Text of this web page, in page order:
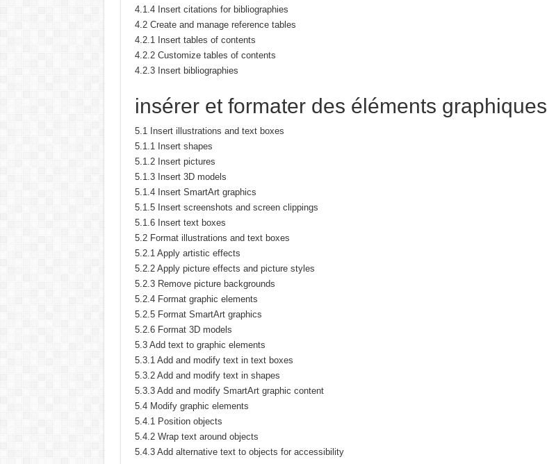
4.1.4 Insert citations for bibliographies
4.2 Create and manage reference tables
4.2.1 Insert tables of contents
4.2.2 Customize tables of contents
4.2.3 Insert bibliographies
insérer et formater des éléments graphiques
5.1 Insert illustrations and text boxes
5.1.1 Insert shapes
5.1.2 Insert pictures
5.1.3 Insert 3D models
5.1.4 Insert SmartArt graphics
5.1.5 Insert screenshots and screen clippings
5.1.6 Insert text boxes
5.2 Format illustrations and text boxes
5.2.1 Apply artistic effects
5.2.2 Apply picture effects and picture styles
5.2.3 Remove picture backgrounds
5.2.4 Format graphic elements
5.2.5 Format SmartArt graphics
5.2.6 Format 3D models
5.3 Add text to graphic elements
5.3.1 Add and modify text in text boxes
5.3.2 Add and modify text in shapes
5.3.3 Add and modify SmartArt graphic content
5.4 Modify graphic elements
5.4.1 Position objects
5.4.2 Wrap text around objects
5.4.3 Add alternative text to objects for accessibility